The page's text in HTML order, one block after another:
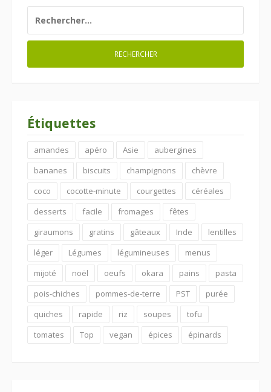
Étiquettes
amandes apéro Asie
aubergines
bananes
biscuits champignons
chèvre
coco
cocotte-minute courgettes
céréales
desserts
facile fromages
fêtes
giraumons
gratins gâteaux Inde
lentilles
léger
Légumes légumineuses
menus
mijoté
noël oeufs okara pains
pasta
pois-chiches
pommes-de-terre PST
purée
quiches
rapide riz soupes
tofu
tomates
Top vegan épices épinards